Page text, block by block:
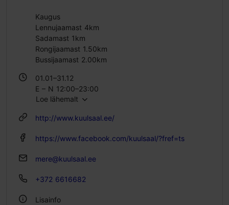
Kaugus
Lennujaamast 4km
Sadamast 1km
Rongijaamast 1.50km
Bussijaamast 2.00km
01.01–31.12
E – N 12:00–23:00
R 12:00–02:00
P 11:00–23:00
Loe lähemalt
http://www.kuulsaal.ee/
https://www.facebook.com/kuulsaal/?fref=ts
mere@kuulsaal.ee
+372 6616682
Lisainfo